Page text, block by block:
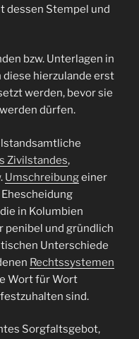
dessen Stempel und
bzw. Unterlagen in
hierzulande erst
werden, bevor sie
dürfen.
Zivilstandes,
Umschreibungeiner
Ehescheidung
in Kolumbien
penibel und gründlich
Unterschiede
Rechtssystemen
Wort für Wort
sind.
Sorgfaltsgebot,